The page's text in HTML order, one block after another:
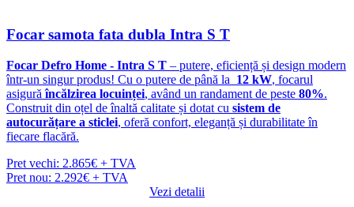
Focar samota fata dubla Intra S T
Focar Defro Home - Intra S T – putere, eficiență și design modern
într-un singur produs! Cu o putere de până la 12 kW, focarul
asigurăîncălzirea locuinței, având un randament de peste 80%.
Construit din oțel de înaltă calitate și dotat cu sistem de
autocurățare a sticlei, oferă confort, eleganță și durabilitate în
fiecare flacără.
Pret vechi: 2.865€ + TVA
Pret nou: 2.292€ + TVA
Vezi detalii